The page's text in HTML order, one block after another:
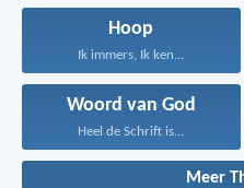
Hoop
Ik immers, Ik ken...
Woord van God
Heel de Schrift is...
Meer